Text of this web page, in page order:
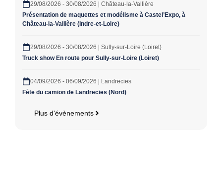
29/08/2026 - 30/08/2026 | Château-la-Vallière
Présentation de maquettes et modélisme à Castel’Expo, à
Château-la-Vallière (Indre-et-Loire)
29/08/2026 - 30/08/2026 | Sully-sur-Loire (Loiret)
Truck show En route pour Sully-sur-Loire (Loiret)
04/09/2026 - 06/09/2026 | Landrecies
Fête du camion de Landrecies (Nord)
Plus d'évènements